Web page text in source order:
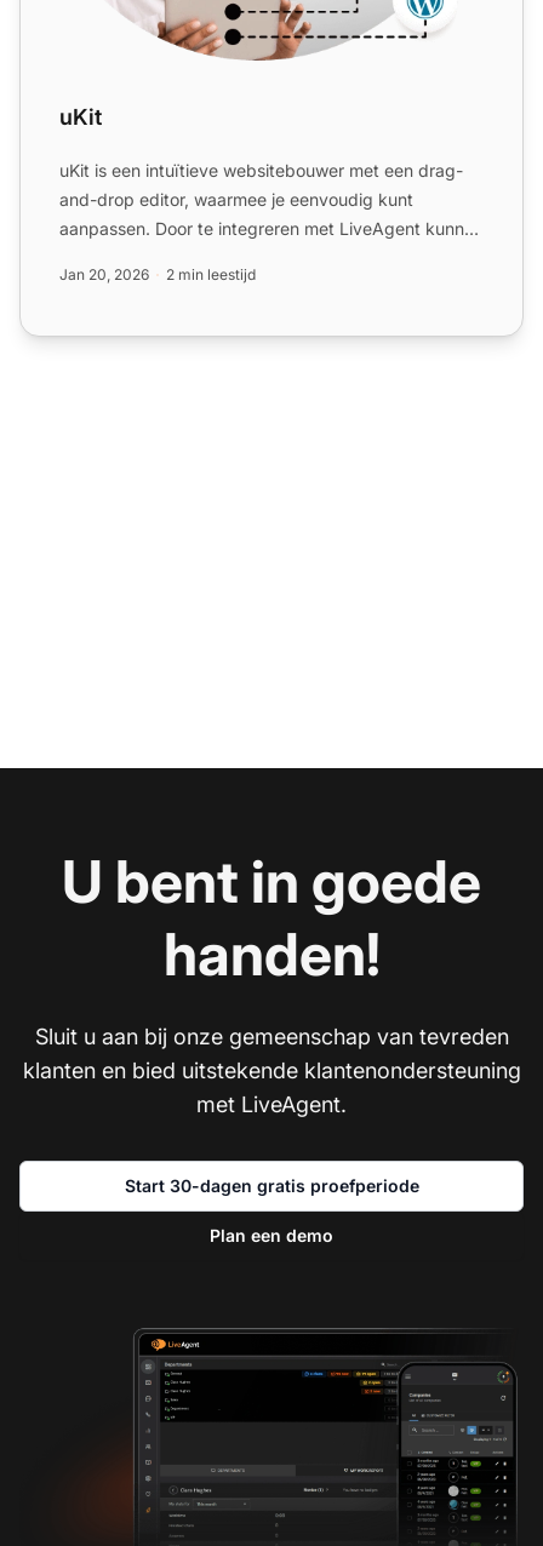
uKit
uKit is een intuïtieve websitebouwer met een drag-
and-drop editor, waarmee je eenvoudig kunt
aanpassen. Door te integreren met LiveAgent kunnen
Jan 20, 2026 2 min leestijd
U bent in goede
handen!
Sluit u aan bij onze gemeenschap van tevreden
klanten en bied uitstekende klantenondersteuning
met LiveAgent.
Start 30-dagen gratis proefperiode
Plan een demo